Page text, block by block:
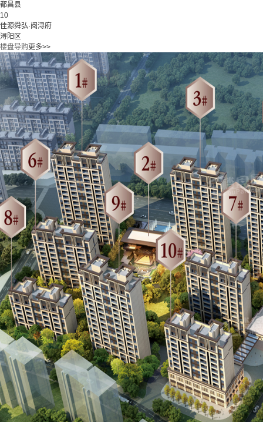
都昌县
10
佳源舜弘·阅浔府
浔阳区
楼盘导购更多>>